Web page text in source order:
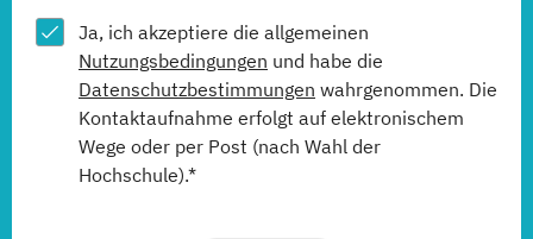
Ja, ich akzeptiere die allgemeinen
Nutzungsbedingungen und habe die
Datenschutzbestimmungen wahrgenommen. Die
Kontaktaufnahme erfolgt auf elektronischem
Wege oder per Post (nach Wahl der
Hochschule).*